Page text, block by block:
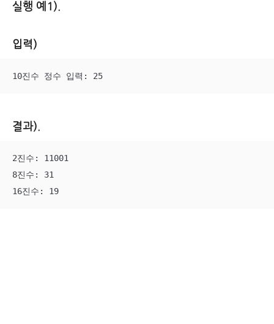
실행 예1).
입력)
10진수 정수 입력: 25
결과).
2진수: 11001
8진수: 31
16진수: 19